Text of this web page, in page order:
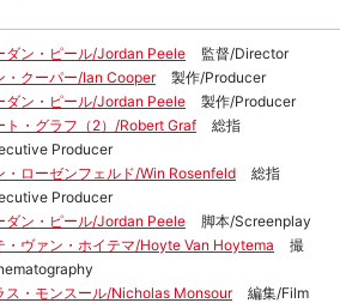
ダン・ピール/Jordan Peele
監督/Director
・クーパー/Ian Cooper
製作/Producer
ダン・ピール/Jordan Peele
製作/Producer
ト・グラフ（2）/Robert Graf
総指
Producer
・ローゼンフェルド/Win Rosenfeld
総指
Producer
ダン・ピール/Jordan Peele
脚本/Screenplay
・ヴァン・ホイテマ/Hoyte Van Hoytema
撮
ス・モンスール/Nicholas Monsour
編集/Film